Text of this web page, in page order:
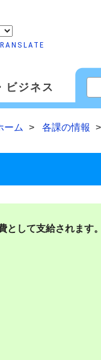
ビジネス
ーム 各課の情報
して支給されます。